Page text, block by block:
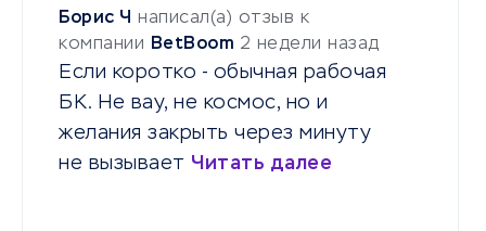
Борис Ч написал(а) отзыв к
компании BetBoom 2 недели назад
Если коротко - обычная рабочая
БК. Не вау, не космос, но и
желания закрыть через минуту
не вызывает Читать далее